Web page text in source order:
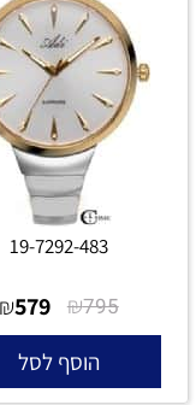
19-7292-483
₪795
₪579
הוסף לסל